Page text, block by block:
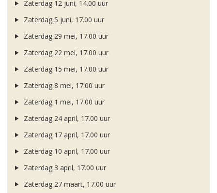
Zaterdag 12 juni, 14.00 uur
Zaterdag 5 juni, 17.00 uur
Zaterdag 29 mei, 17.00 uur
Zaterdag 22 mei, 17.00 uur
Zaterdag 15 mei, 17.00 uur
Zaterdag 8 mei, 17.00 uur
Zaterdag 1 mei, 17.00 uur
Zaterdag 24 april, 17.00 uur
Zaterdag 17 april, 17.00 uur
Zaterdag 10 april, 17.00 uur
Zaterdag 3 april, 17.00 uur
Zaterdag 27 maart, 17.00 uur